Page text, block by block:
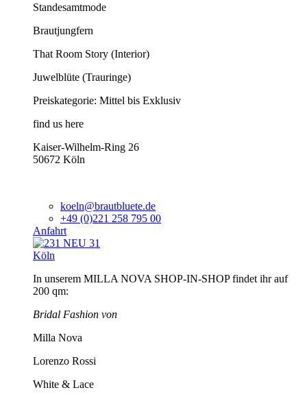
Standesamtmode
Brautjungfern
That Room Story (Interior)
Juwelblüte (Trauringe)
Preiskategorie: Mittel bis Exklusiv
find us here
Kaiser-Wilhelm-Ring 26
50672 Köln
koeln@brautbluete.de
+49 (0)221 258 795 00
Anfahrt
Köln
In unserem MILLA NOVA SHOP-IN-SHOP findet ihr auf
200 qm:
Bridal Fashion von
Milla Nova
Lorenzo Rossi
White & Lace